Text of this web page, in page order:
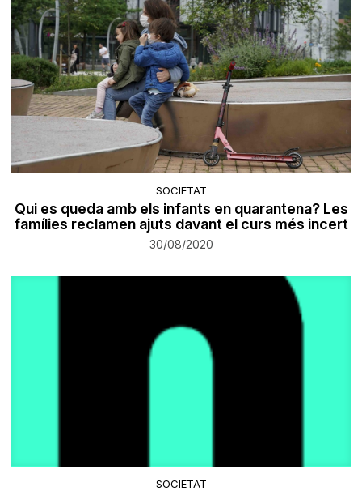
SOCIETAT
Qui es queda amb els infants en quarantena? Les
famílies reclamen ajuts davant el curs més incert
30/08/2020
SOCIETAT